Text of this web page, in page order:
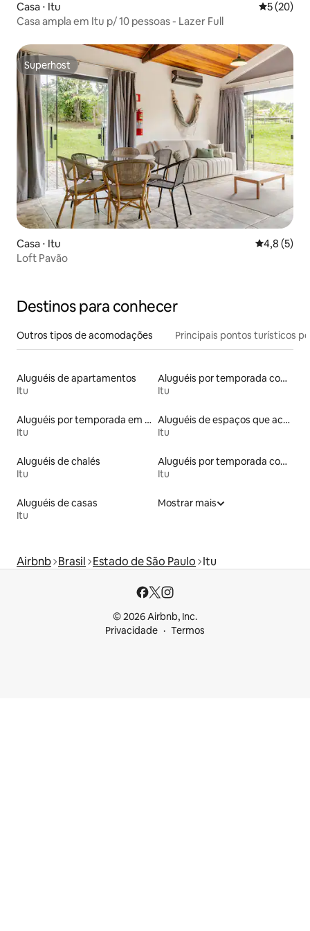
Casa ⋅ Itu 5 de uma
5 (20)
Casa ampla em Itu p/ 10 pessoas - Lazer Full
Superhost
Superhost
Casa ⋅ Itu 4,8 de
4,8 (5)
Loft Pavão
Destinos para conhecer
Outros tipos de acomodações Principais pontos turísticos
Aluguéis de apartamentos
Itu
Aluguéis por temporada com acesso ao lago
Itu
Aluguéis por temporada em hotéis-fazenda
Itu
Aluguéis de espaços que aceitam animais de estimação
Itu
Aluguéis de chalés
Itu
Aluguéis por temporada com banheira de hidromassagem
Itu
Aluguéis de casas
Itu
Mostrar mais
Airbnb Brasil Estado de São Paulo Itu
© 2026 Airbnb, Inc.
Privacidade
Termos